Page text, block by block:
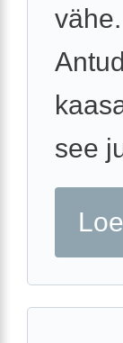
vähe.
see